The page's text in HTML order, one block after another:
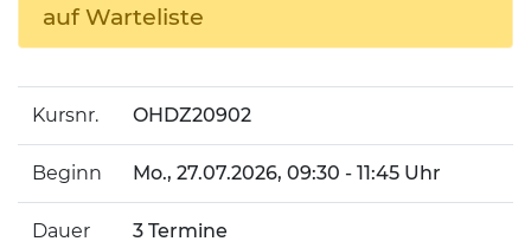
auf Warteliste
Kursnr. OHDZ20902
Beginn Mo., 27.07.2026, 09:30 - 11:45 Uhr
Dauer 3 Termine